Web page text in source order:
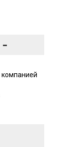
-
компанией